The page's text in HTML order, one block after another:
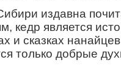
издавна
кедр является
и сказках
только добрые